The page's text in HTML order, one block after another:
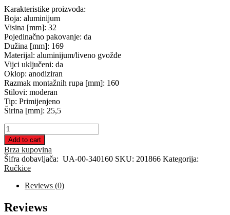
Karakteristike proizvoda:
Boja: aluminijum
Visina [mm]: 32
Pojedinačno pakovanje: da
Dužina [mm]: 169
Materijal: aluminijum/liveno gvožđe
Vijci uključeni: da
Oklop: anodiziran
Razmak montažnih rupa [mm]: 160
Stilovi: moderan
Tip: Primijenjeno
Širina [mm]: 25,5
Ručkica
WPY
340-
160
aluminijum
quantity
Add to cart
Brza kupovina
Šifra dobavljača: UA-00-340160 SKU: 201866 Kategorija:
Ručkice
Reviews (0)
Reviews